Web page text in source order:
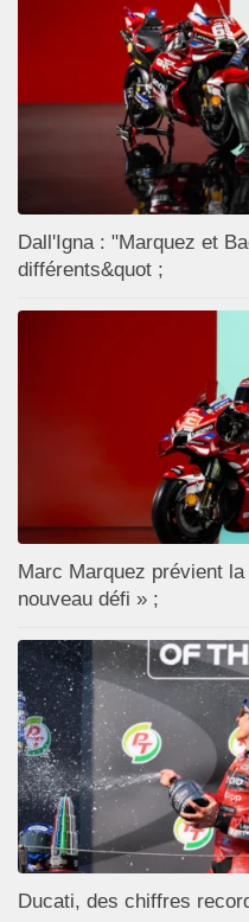
Dall'Igna : "Marquez et
différents&quot ;
Marc Marquez prévient
nouveau défi » ;
Ducati, des chiffres